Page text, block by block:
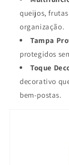
queijos,
organização.
Tampa
protegidos
Toque
decorativo
bem-postas.